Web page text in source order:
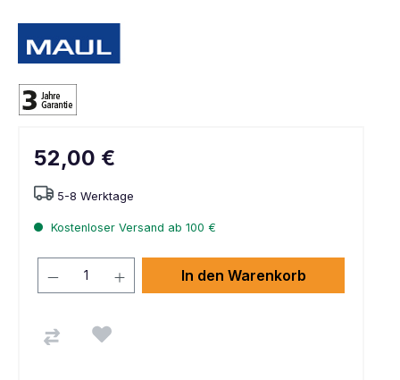
52,00 €
5-8 Werktage
Kostenloser Versand ab 100 €
In den Warenkorb